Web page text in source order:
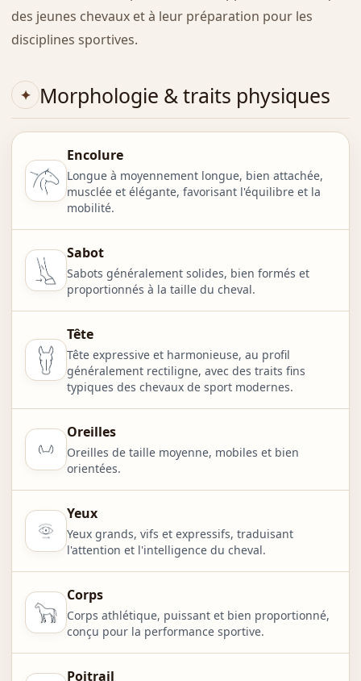
des jeunes chevaux et à leur préparation pour les
disciplines sportives.
Morphologie & traits physiques
Encolure
Longue à moyennement longue, bien attachée,
musclée et élégante, favorisant l'équilibre et la
mobilité.
Sabot
Sabots généralement solides, bien formés et
proportionnés à la taille du cheval.
Tête
Tête expressive et harmonieuse, au profil
généralement rectiligne, avec des traits fins
typiques des chevaux de sport modernes.
Oreilles
Oreilles de taille moyenne, mobiles et bien
orientées.
Yeux
Yeux grands, vifs et expressifs, traduisant
l'attention et l'intelligence du cheval.
Corps
Corps athlétique, puissant et bien proportionné,
conçu pour la performance sportive.
Poitrail